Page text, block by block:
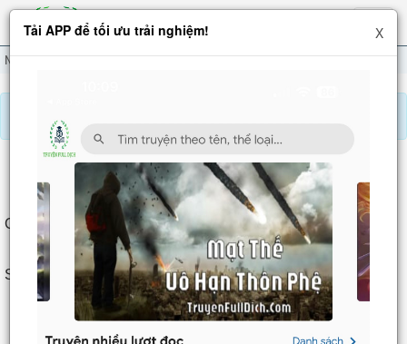
Hiện
menu
Ngạo Thế Đan Thần Chương 59
NGẠO THẾ ĐAN THẦN
Chương 59: Cuối cùng khai chiến
Chương 59: Cuối cùng khai chiến
Shared by: truyendichgiare
Tải APP để tối ưu trải nghiệm! X